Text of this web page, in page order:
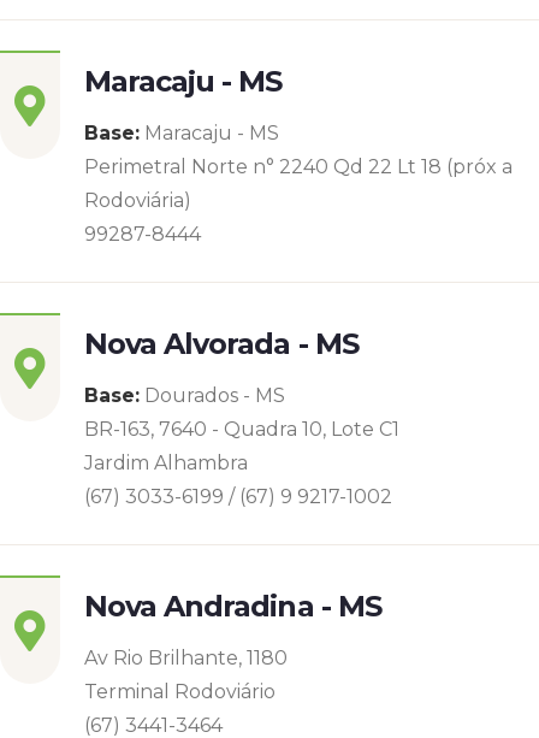
Maracaju - MS
Base: Maracaju - MS
Perimetral Norte n° 2240 Qd 22 Lt 18 (próx a
Rodoviária)
99287-8444
Nova Alvorada - MS
Base: Dourados - MS
BR-163, 7640 - Quadra 10, Lote C1
Jardim Alhambra
(67) 3033-6199 / (67) 9 9217-1002
Nova Andradina - MS
Av Rio Brilhante, 1180
Terminal Rodoviário
(67) 3441-3464